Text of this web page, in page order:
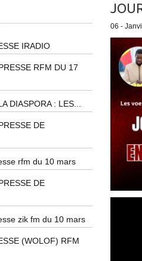
06 -
IRADIO
RFM DU 17
DIASPORA : LES...
DE
rfm du 10 mars
DE
zik fm du 10 mars
(WOLOF) RFM